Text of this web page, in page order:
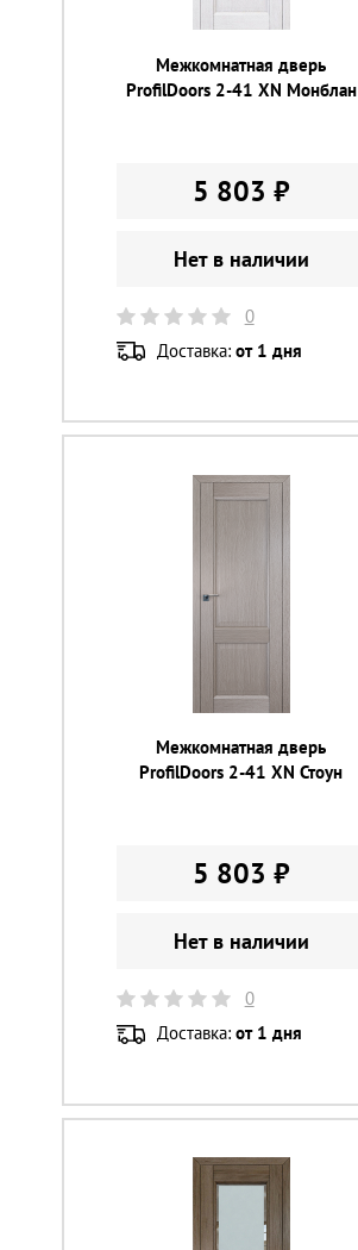
Межкомнатная дверь
ProfilDoors 2-41 XN Монблан
5 803 ₽
Нет в наличии
0
Доставка: от 1 дня
Межкомнатная дверь
ProfilDoors 2-41 XN Стоун
5 803 ₽
Нет в наличии
0
Доставка: от 1 дня